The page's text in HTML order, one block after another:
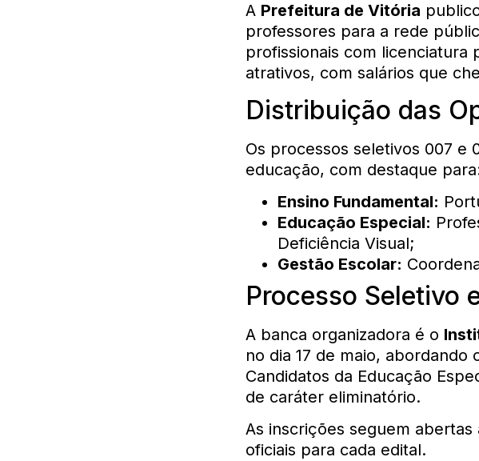
A Prefeitura de Vitória
professores para a rede
profissionais com licenciatura
atrativos, com salários que
Distribuição das
Os processos seletivos 007 e
educação, com destaque
Ensino Fundamental:
Educação Especial:
Deficiência Visual;
Gestão Escolar:
Processo Seletivo
A banca organizadora é o
no dia 17 de maio,
Candidatos da Educação
de caráter eliminatório.
As inscrições seguem
oficiais para cada edital.